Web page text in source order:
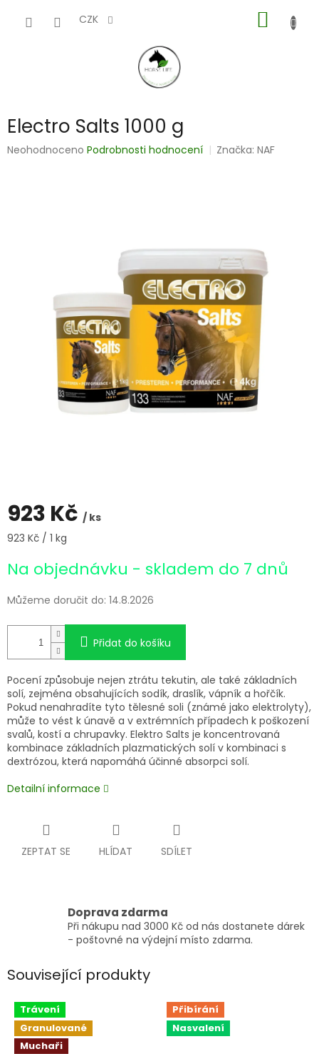
CZK
KOŠÍK
Electro Salts 1000 g
Průměrné
Neohodnoceno Podrobnosti hodnocení Značka:NAF
923 Kč / ks
Měrná
923 Kč / 1 kg
Na objednávku - skladem do 7 dnů
Můžeme doručit do: 14.8.2026
Přidat do košíku
Pocení způsobuje nejen ztrátu tekutin, ale také základních
solí, zejména obsahujících sodík, draslík, vápník a hořčík.
Pokud nenahradíte tyto tělesné soli (známé jako elektrolyty),
může to vést k únavě a v extrémních případech k poškození
svalů, kostí a chrupavky. Elektro Salts je koncentrovaná
kombinace základních plazmatických solí v kombinaci s
dextrózou, která napomáhá účinné absorpci solí.
Detailní informace
ZEPTAT SE HLÍDAT SDÍLET
Doprava zdarma
Při nákupu nad 3000 Kč od nás dostanete dárek
- poštovné na výdejní místo zdarma.
Související produkty
Trávení
Granulované
Muchaři
Přibírání
Nasvalení